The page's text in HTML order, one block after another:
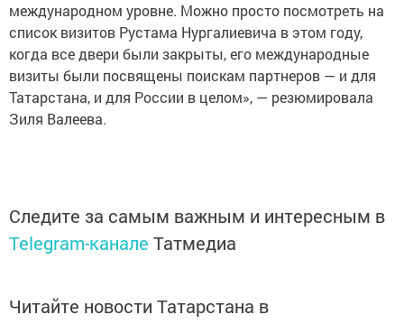
международном уровне. Можно просто посмотреть на
список визитов Рустама Нургалиевича в этом году,
когда все двери были закрыты, его международные
визиты были посвящены поискам партнеров — и для
Татарстана, и для России в целом», — резюмировала
Зиля Валеева.
Следите за самым важным и интересным в
Telegram-канале Татмедиа
Читайте новости Татарстана в